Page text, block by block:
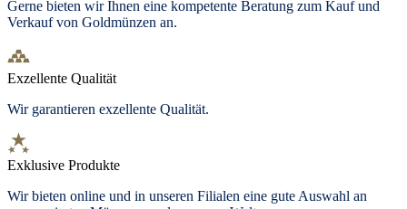
Gerne bieten wir Ihnen eine kompetente Beratung zum Kauf und
Verkauf von Goldmünzen an.
Exzellente Qualität
Wir garantieren exzellente Qualität.
Exklusive Produkte
Wir bieten online und in unseren Filialen eine gute Auswahl an